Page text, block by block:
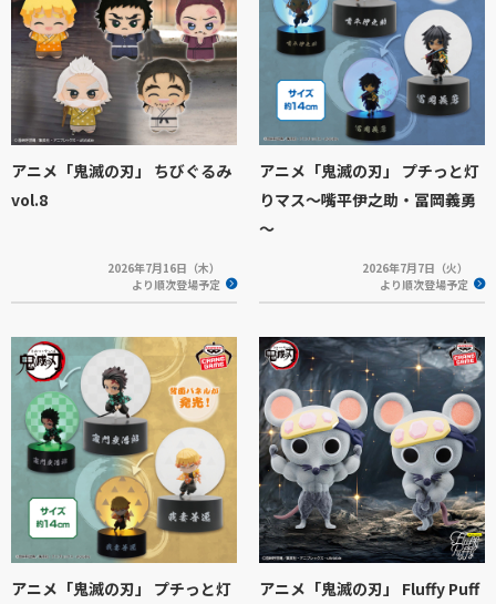
アニメ「鬼滅の刃」 ちびぐるみ
vol.8
2026年7月16日（木）
より順次登場予定
アニメ「鬼滅の刃」 プチっと灯
りマス～嘴平伊之助・冨岡義勇
～
2026年7月7日（火）
より順次登場予定
アニメ「鬼滅の刃」 プチっと灯
アニメ「鬼滅の刃」 Fluffy Puff